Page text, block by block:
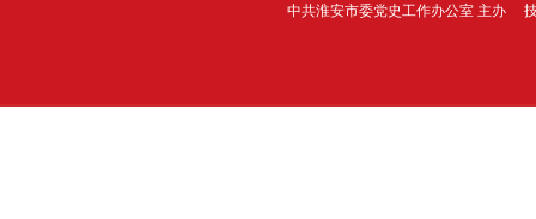
中共淮安市委党史工作办公室 主办